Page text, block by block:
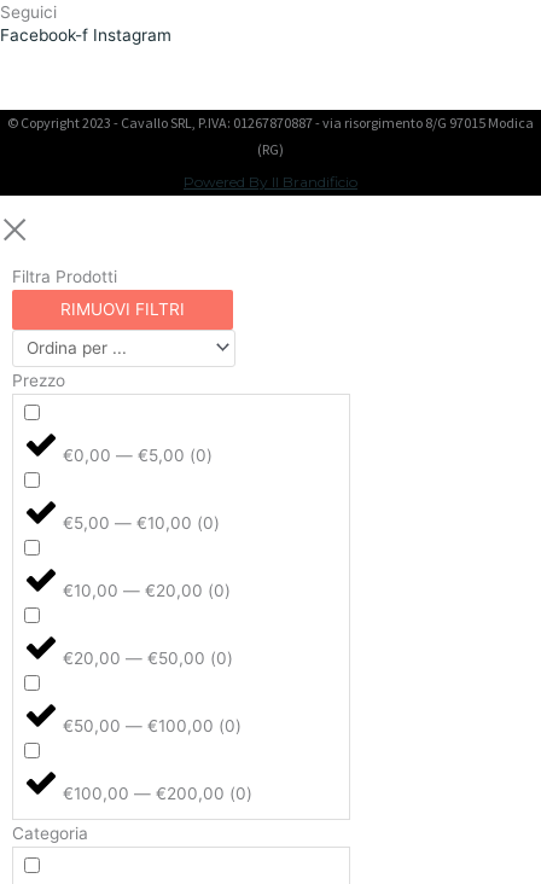
Seguici
Facebook-f Instagram
© Copyright 2023 - Cavallo SRL, P.IVA: 01267870887 - via risorgimento 8/G 97015 Modica
(RG)
Powered By Il Brandificio
Filtra Prodotti
RIMUOVI FILTRI
Prezzo
€0,00 — €5,00 (0)
€5,00 — €10,00 (0)
€10,00 — €20,00 (0)
€20,00 — €50,00 (0)
€50,00 — €100,00 (0)
€100,00 — €200,00 (0)
Categoria